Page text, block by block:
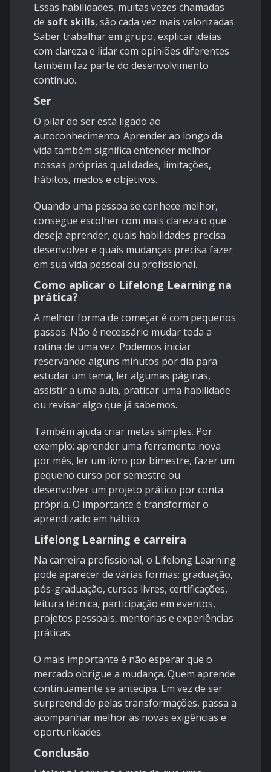
Essas habilidades, muitas vezes chamadas
de soft skills, são cada vez mais valorizadas.
Saber trabalhar em grupo, explicar ideias
com clareza e lidar com opiniões diferentes
também faz parte do desenvolvimento
contínuo.
Ser
O pilar do ser está ligado ao
autoconhecimento. Aprender ao longo da
vida também significa entender melhor
nossas próprias qualidades, limitações,
hábitos, medos e objetivos.
Quando uma pessoa se conhece melhor,
consegue escolher com mais clareza o que
deseja aprender, quais habilidades precisa
desenvolver e quais mudanças precisa fazer
em sua vida pessoal ou profissional.
Como aplicar o Lifelong Learning na
prática?
A melhor forma de começar é com pequenos
passos. Não é necessário mudar toda a
rotina de uma vez. Podemos iniciar
reservando alguns minutos por dia para
estudar um tema, ler algumas páginas,
assistir a uma aula, praticar uma habilidade
ou revisar algo que já sabemos.
Também ajuda criar metas simples. Por
exemplo: aprender uma ferramenta nova
por mês, ler um livro por bimestre, fazer um
pequeno curso por semestre ou
desenvolver um projeto prático por conta
própria. O importante é transformar o
aprendizado em hábito.
Lifelong Learning e carreira
Na carreira profissional, o Lifelong Learning
pode aparecer de várias formas: graduação,
pós-graduação, cursos livres, certificações,
leitura técnica, participação em eventos,
projetos pessoais, mentorias e experiências
práticas.
O mais importante é não esperar que o
mercado obrigue a mudança. Quem aprende
continuamente se antecipa. Em vez de ser
surpreendido pelas transformações, passa a
acompanhar melhor as novas exigências e
oportunidades.
Conclusão